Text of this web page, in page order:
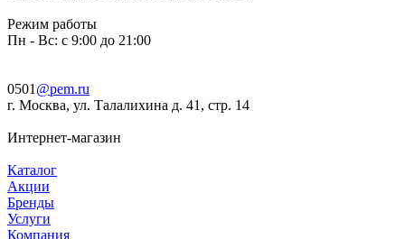
Режим работы
Пн - Вс: с 9:00 до 21:00
0501 @pem.ru
г. Москва, ул. Талалихина д. 41, стр. 14
Интернет-магазин
Каталог
Акции
Бренды
Услуги
Компания